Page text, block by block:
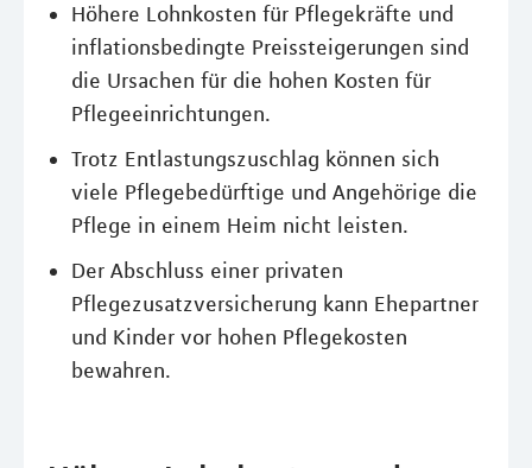
Höhere Lohnkosten für Pflegekräfte und
inflationsbedingte Preissteigerungen sind
die Ursachen für die hohen Kosten für
Pflegeeinrichtungen.
Trotz Entlastungszuschlag können sich
viele Pflegebedürftige und Angehörige die
Pflege in einem Heim nicht leisten.
Der Abschluss einer privaten
Pflegezusatzversicherung kann Ehepartner
und Kinder vor hohen Pflegekosten
bewahren.